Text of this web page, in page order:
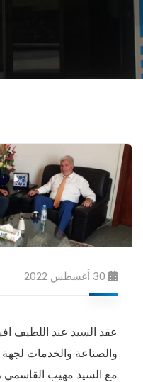
30 أغسطس 2022
عقد السيد عبد اللطيف
والصناعة والخدمات
مع السيد مهيب القاسمي